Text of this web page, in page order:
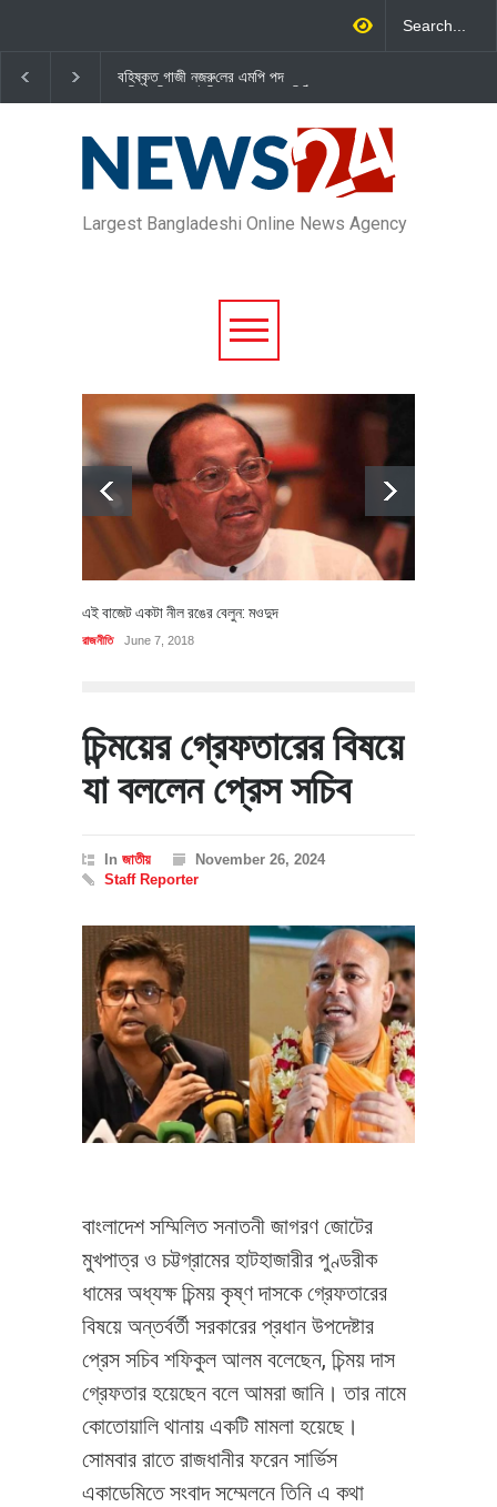
বহিষ্কৃত গাজী নজরু‌লের এম‌পি পদ
বা‌তি‌লে স্পিকার-ইসিকে জামায়া‌তের চি‌ঠি
দল থেকে বহিষ্কার
Largest Bangladeshi Online News Agency
এই বাজেট একটা নীল রঙের বেলুন: মওদুদ
রাজনীতি June 7, 2018
চিন্ময়ের গ্রেফতারের বিষয়ে
যা বললেন প্রেস সচিব
In জাতীয়
November 26, 2024
Staff Reporter
বাংলাদেশ সম্মিলিত সনাতনী জাগরণ জোটের
মুখপাত্র ও চট্টগ্রামের হাটহাজারীর পুণ্ডরীক
ধামের অধ্যক্ষ চিন্ময় কৃষ্ণ দাসকে গ্রেফতারের
বিষয়ে অন্তর্বর্তী সরকারের প্রধান উপদেষ্টার
প্রেস সচিব শফিকুল আলম বলেছেন, চিন্ময় দাস
গ্রেফতার হয়েছেন বলে আমরা জানি। তার নামে
কোতোয়ালি থানায় একটি মামলা হয়েছে।
সোমবার রাতে রাজধানীর ফরেন সার্ভিস
একাডেমিতে সংবাদ সম্মেলনে তিনি এ কথা